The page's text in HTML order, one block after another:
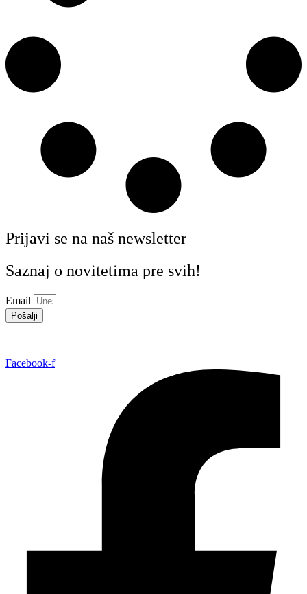
Prijavi se na naš newsletter
Saznaj o novitetima pre svih!
Email
Pošalji
Facebook-f